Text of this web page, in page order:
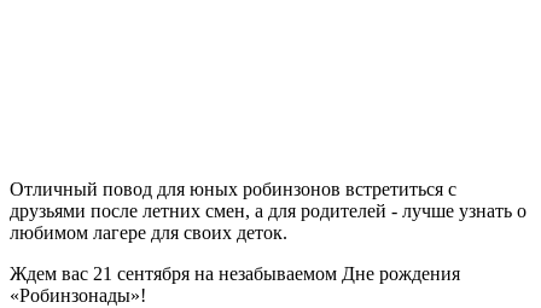
Отличный повод для юных робинзонов встретиться с
друзьями после летних смен, а для родителей - лучше узнать о
любимом лагере для своих деток.
Ждем вас 21 сентября на незабываемом Дне рождения
«Робинзонады»!